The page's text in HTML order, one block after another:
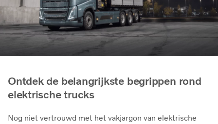
Ontdek de belangrijkste begrippen rond
elektrische trucks
Nog niet vertrouwd met het vakjargon van elektrische